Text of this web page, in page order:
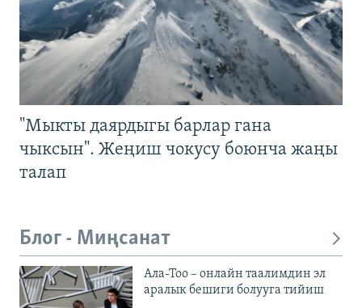
"Мыкты даярдыгы барлар гана
чыксын". Жеңиш чокусу боюнча жаңы
талап
Блог - Миңсанат
Ала-Тоо – онлайн таалимдин эл
аралык бешиги болууга тийиш